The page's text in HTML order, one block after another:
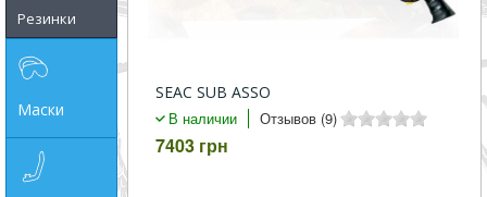
_JSHOP_SEARCH_COINS
до
Резинки
Маски
SEAC SUB ASSO
В наличии
Отзывов (9)
7403 грн